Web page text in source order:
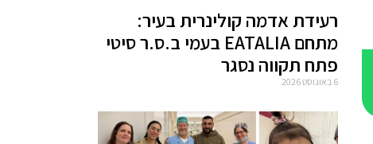
רעידת אדמה קולינרית בעיר:
מתחם EATALIA בעמי ב.ס.ר סיטי
פתח תקווה נסגר
6 באוגוסט 2026